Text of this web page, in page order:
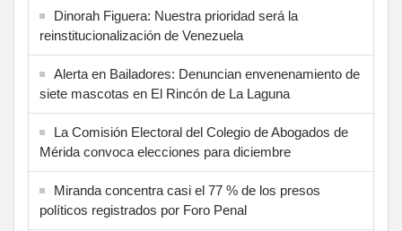
Dinorah Figuera: Nuestra prioridad será la
reinstitucionalización de Venezuela
Alerta en Bailadores: Denuncian envenenamiento de
siete mascotas en El Rincón de La Laguna
La Comisión Electoral del Colegio de Abogados de
Mérida convoca elecciones para diciembre
Miranda concentra casi el 77 % de los presos
políticos registrados por Foro Penal